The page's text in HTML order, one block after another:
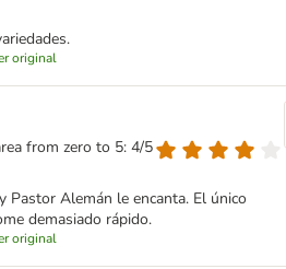
original
from zero to 5: 4/5
Alemán le encanta. El único
demasiado rápido.
original